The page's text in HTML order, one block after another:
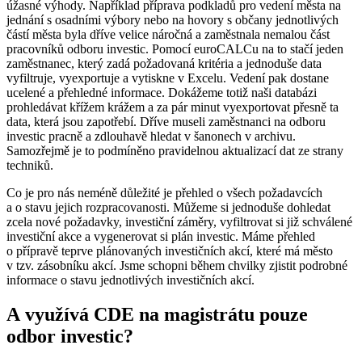
úžasné výhody. Například příprava podkladů pro vedení města na
jednání s osadními výbory nebo na hovory s občany jednotlivých
částí města byla dříve velice náročná a zaměstnala nemalou část
pracovníků odboru investic. Pomocí euroCALCu na to stačí jeden
zaměstnanec, který zadá požadovaná kritéria a jednoduše data
vyfiltruje, vyexportuje a vytiskne v Excelu. Vedení pak dostane
ucelené a přehledné informace. Dokážeme totiž naši databázi
prohledávat křížem krážem a za pár minut vyexportovat přesně ta
data, která jsou zapotřebí. Dříve museli zaměstnanci na odboru
investic pracně a zdlouhavě hledat v šanonech v archivu.
Samozřejmě je to podmíněno pravidelnou aktualizací dat ze strany
techniků.
Co je pro nás neméně důležité je přehled o všech požadavcích
a o stavu jejich rozpracovanosti. Můžeme si jednoduše dohledat
zcela nové požadavky, investiční záměry, vyfiltrovat si již schválené
investiční akce a vygenerovat si plán investic. Máme přehled
o přípravě teprve plánovaných investičních akcí, které má město
v tzv. zásobníku akcí. Jsme schopni během chvilky zjistit podrobné
informace o stavu jednotlivých investičních akcí.
A využívá CDE na magistrátu pouze
odbor investic?